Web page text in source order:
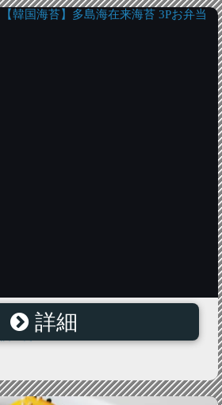
【韓国海苔】多島海在来海苔 3P
1袋
詳細